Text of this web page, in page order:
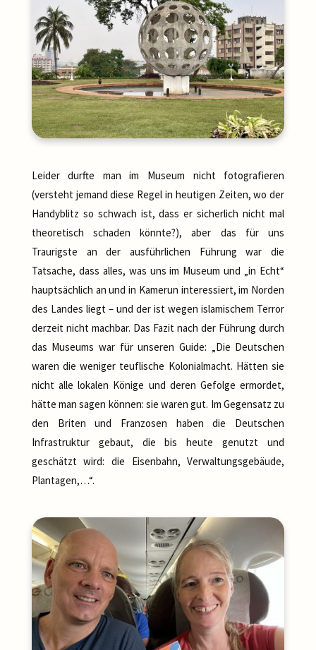
Leider durfte man im Museum nicht fotografieren
(versteht jemand diese Regel in heutigen Zeiten, wo der
Handyblitz so schwach ist, dass er sicherlich nicht mal
theoretisch schaden könnte?), aber das für uns
Traurigste an der ausführlichen Führung war die
Tatsache, dass alles, was uns im Museum und „in Echt“
hauptsächlich an und in Kamerun interessiert, im Norden
des Landes liegt – und der ist wegen islamischem Terror
derzeit nicht machbar. Das Fazit nach der Führung durch
das Museums war für unseren Guide: „Die Deutschen
waren die weniger teuflische Kolonialmacht. Hätten sie
nicht alle lokalen Könige und deren Gefolge ermordet,
hätte man sagen können: sie waren gut. Im Gegensatz zu
den Briten und Franzosen haben die Deutschen
Infrastruktur gebaut, die bis heute genutzt und
geschätzt wird: die Eisenbahn, Verwaltungsgebäude,
Plantagen,…“.